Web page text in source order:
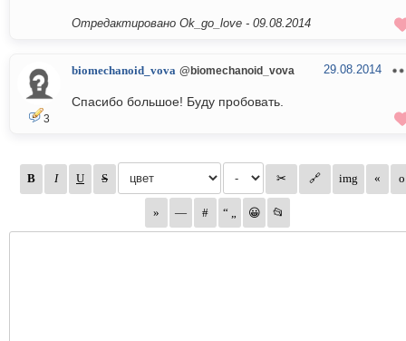
Отредактировано Ok_go_love - 09.08.2014
3
biomechanoid_vova @biomechanoid_vova 29.08.2014
Спасибо большое! Буду пробовать.